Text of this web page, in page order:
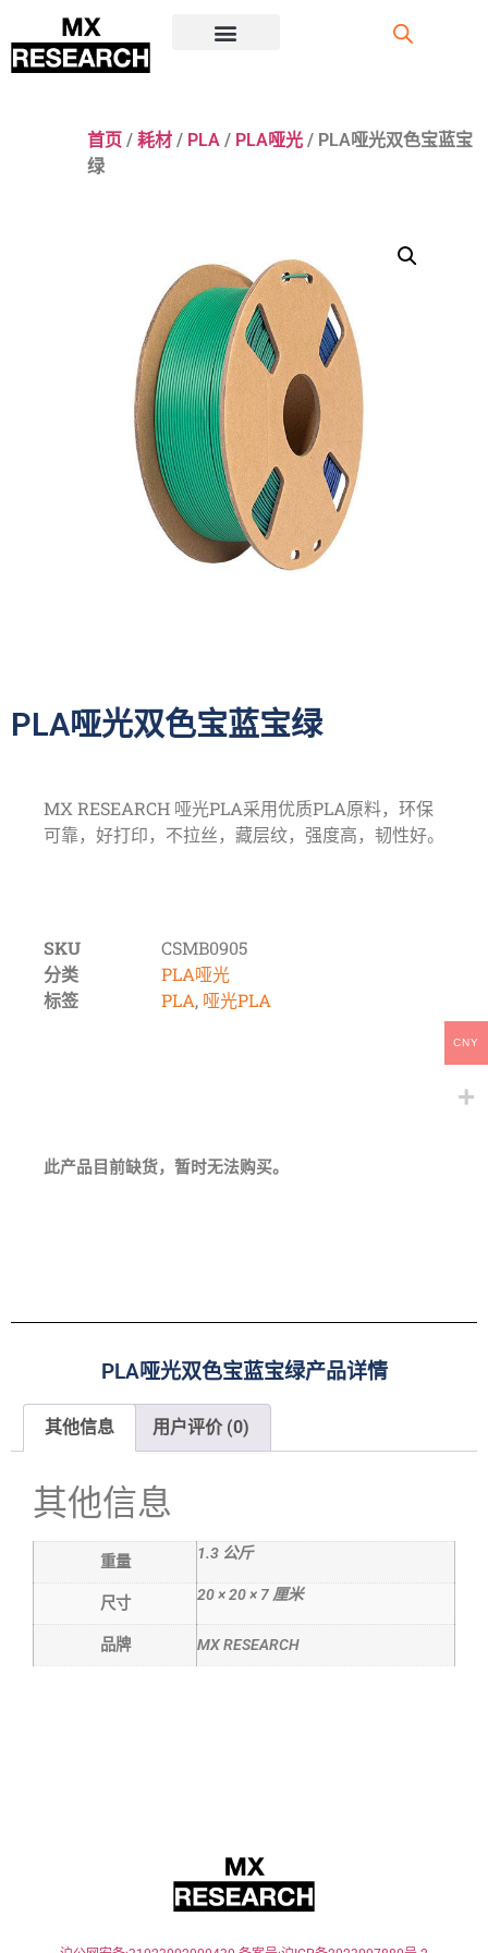
首页 / 耗材 / PLA / PLA哑光 / PLA哑光双色宝蓝宝
绿
PLA哑光双色宝蓝宝绿
MX RESEARCH 哑光PLA采用优质PLA原料，环保
可靠，好打印，不拉丝，藏层纹，强度高，韧性好。
SKU
CSMB0905
分类
PLA哑光
标签
PLA, 哑光PLA
此产品目前缺货，暂时无法购买。
PLA哑光双色宝蓝宝绿产品详情
其他信息 用户评价 (0)
其他信息
重量 1.3 公斤
尺寸 20 × 20 × 7 厘米
品牌 MX RESEARCH
CNY